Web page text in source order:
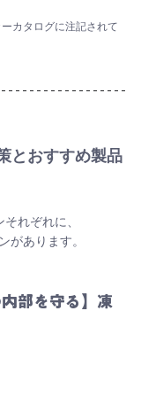
カタログに注記されて
とおすすめ製品
れぞれに、
があります。
部を守る】凍